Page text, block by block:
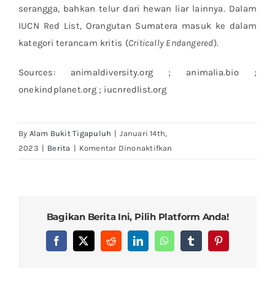
serangga, bahkan telur dari hewan liar lainnya. Dalam
IUCN Red List, Orangutan Sumatera masuk ke dalam
kategori terancam kritis (Critically Endangered).
Sources: animaldiversity.org ; animalia.bio ;
onekindplanet.org ; iucnredlist.org
By Alam Bukit Tigapuluh | Januari 14th,
2023 | Berita | Komentar Dinonaktifkan
di
Kawasan
Konsesi
Bagikan Berita Ini, Pilih Platform Anda!
Facebook
X RedditLinkedInWhatsAppTumblrPinterest